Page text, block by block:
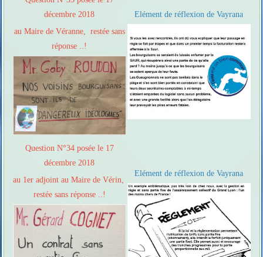
décembre 2018
au Maire de Véranne, restée sans
réponse ..!
Elément de réflexion de Vayrana
Question N°34 posée le 17
décembre 2018
au 1er adjoint au Maire de Vérin,
restée sans réponse ..!
Elément de réflexion de Vayrana